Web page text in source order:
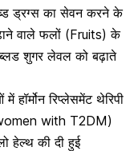
ड्रग्स का सेवन करने के
वाले फलों (Fruits) के
शुगर लेवल को बढ़ाते
रिप्लेसमेंट थेरिपी
with T2DM)
हेल्थकी दी हुई